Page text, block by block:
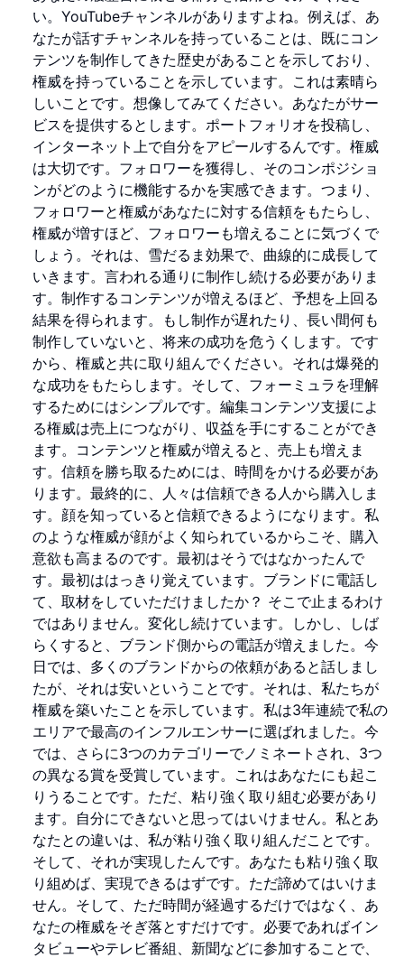
い。YouTubeチャンネルがありますよね。例えば、あ
なたが話すチャンネルを持っていることは、既にコン
テンツを制作してきた歴史があることを示しており、
権威を持っていることを示しています。これは素晴ら
しいことです。想像してみてください。あなたがサー
ビスを提供するとします。ポートフォリオを投稿し、
インターネット上で自分をアピールするんです。権威
は大切です。フォロワーを獲得し、そのコンポジショ
ンがどのように機能するかを実感できます。つまり、
フォロワーと権威があなたに対する信頼をもたらし、
権威が増すほど、フォロワーも増えることに気づくで
しょう。それは、雪だるま効果で、曲線的に成長して
いきます。言われる通りに制作し続ける必要がありま
す。制作するコンテンツが増えるほど、予想を上回る
結果を得られます。もし制作が遅れたり、長い間何も
制作していないと、将来の成功を危うくします。です
から、権威と共に取り組んでください。それは爆発的
な成功をもたらします。そして、フォーミュラを理解
するためにはシンプルです。編集コンテンツ支援によ
る権威は売上につながり、収益を手にすることができ
ます。コンテンツと権威が増えると、売上も増えま
す。信頼を勝ち取るためには、時間をかける必要があ
ります。最終的に、人々は信頼できる人から購入しま
す。顔を知っていると信頼できるようになります。私
のような権威が顔がよく知られているからこそ、購入
意欲も高まるのです。最初はそうではなかったんで
す。最初ははっきり覚えています。ブランドに電話し
て、取材をしていただけましたか？ そこで止まるわけ
ではありません。変化し続けています。しかし、しば
らくすると、ブランド側からの電話が増えました。今
日では、多くのブランドからの依頼があると話しまし
たが、それは安いということです。それは、私たちが
権威を築いたことを示しています。私は3年連続で私の
エリアで最高のインフルエンサーに選ばれました。今
では、さらに3つのカテゴリーでノミネートされ、3つ
の異なる賞を受賞しています。これはあなたにも起こ
りうることです。ただ、粘り強く取り組む必要があり
ます。自分にできないと思ってはいけません。私とあ
なたとの違いは、私が粘り強く取り組んだことです。
そして、それが実現したんです。あなたも粘り強く取
り組めば、実現できるはずです。ただ諦めてはいけま
せん。そして、ただ時間が経過するだけではなく、あ
なたの権威をそぎ落とすだけです。必要であればイン
タビューやテレビ番組、新聞などに参加することで、